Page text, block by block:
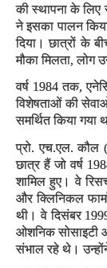
की स्थापना के लिए
ने इसका पालन
दिया। छात्रों के
मौका मिलता, लोग
वर्ष 1984 तक,
विशेषताओं की
समर्थित किया गया
प्रो. एच.एल. कौल
छात्र हैं जो वर्ष
शामिल हुए। वे
और क्लिनिकल
थी। वे दिसंबर
ओशनिक सोसाइटी
संभाल रहे थे।